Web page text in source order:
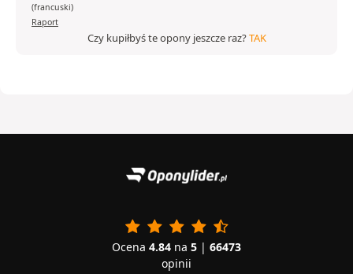
(francuski)
Raport
Czy kupiłbyś te opony jeszcze raz?TAK
Ocena 4.84 na 5 | 66473
opinii